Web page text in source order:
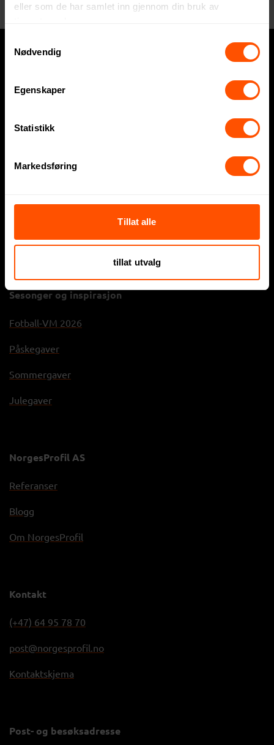
eller som de har samlet inn gjennom din bruk av
Nødvendig
Egenskaper
Statistikk
Markedsføring
Tillat alle
tillat utvalg
Profilklær
Firmagaver
Sesonger og inspirasjon
Fotball-VM 2026
Påskegaver
Sommergaver
Julegaver
NorgesProfil AS
Referanser
Blogg
Om NorgesProfil
Kontakt
(+47) 64 95 78 70
post@norgesprofil.no
Kontaktskjema
Post- og besøksadresse